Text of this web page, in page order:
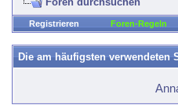
Registrieren Foren-Regeln
Die am häufigsten verwendeten